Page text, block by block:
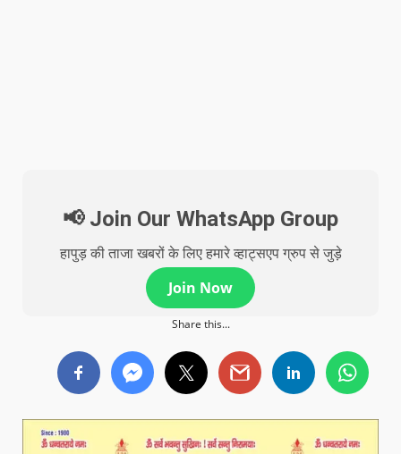
📢 Join Our WhatsApp Group
हापुड़ की ताजा खबरों के लिए हमारे व्हाट्सएप ग्रुप से जुड़े
Join Now
Share this...